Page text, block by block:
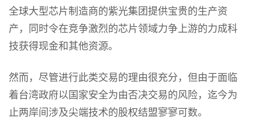
全球大型芯片制造商的紫光集团提供宝贵的生产资
产，同时令在竞争激烈的芯片领域力争上游的力成科
技获得现金和其他资源。
然而，尽管进行此类交易的理由很充分，但由于面临
着台湾政府以国家安全为由否决交易的风险，迄今为
止两岸间涉及尖端技术的股权结盟寥寥可数。